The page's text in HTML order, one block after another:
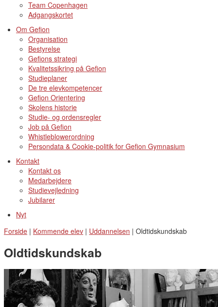
Team Copenhagen
Adgangskortet
Om Gefion
Organisation
Bestyrelse
Gefions strategi
Kvalitetssikring på Gefion
Studieplaner
De tre elevkompetencer
Gefion Orientering
Skolens historie
Studie- og ordensregler
Job på Gefion
Whistleblowerordning
Persondata & Cookie-politik for Gefion Gymnasium
Kontakt
Kontakt os
Medarbejdere
Studievejledning
Jubilarer
Nyt
Forside | Kommende elev | Uddannelsen | Oldtidskundskab
Oldtidskundskab